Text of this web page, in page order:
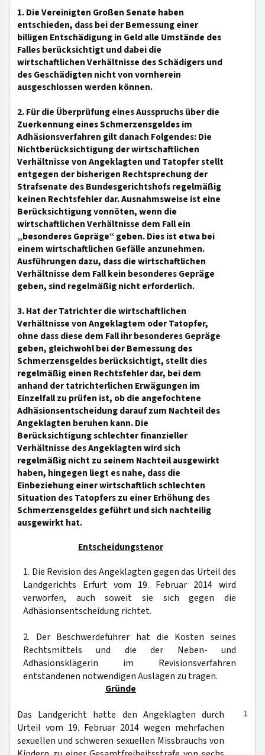
1. Die Vereinigten Großen Senate haben
entschieden, dass bei der Bemessung einer
billigen Entschädigung in Geld alle Umstände des
Falles berücksichtigt und dabei die
wirtschaftlichen Verhältnisse des Schädigers und
des Geschädigten nicht von vornherein
ausgeschlossen werden können.
2. Für die Überprüfung eines Ausspruchs über die
Zuerkennung eines Schmerzensgeldes im
Adhäsionsverfahren gilt danach Folgendes: Die
Nichtberücksichtigung der wirtschaftlichen
Verhältnisse von Angeklagten und Tatopfer stellt
entgegen der bisherigen Rechtsprechung der
Strafsenate des Bundesgerichtshofs regelmäßig
keinen Rechtsfehler dar. Ausnahmsweise ist eine
Berücksichtigung vonnöten, wenn die
wirtschaftlichen Verhältnisse dem Fall ein
„besonderes Gepräge“ geben. Dies ist etwa bei
einem wirtschaftlichen Gefälle anzunehmen.
Ausführungen dazu, dass die wirtschaftlichen
Verhältnisse dem Fall kein besonderes Gepräge
geben, sind regelmäßig nicht erforderlich.
3. Hat der Tatrichter die wirtschaftlichen
Verhältnisse von Angeklagtem oder Tatopfer,
ohne dass diese dem Fall ihr besonderes Gepräge
geben, gleichwohl bei der Bemessung des
Schmerzensgeldes berücksichtigt, stellt dies
regelmäßig einen Rechtsfehler dar, bei dem
anhand der tatrichterlichen Erwägungen im
Einzelfall zu prüfen ist, ob die angefochtene
Adhäsionsentscheidung darauf zum Nachteil des
Angeklagten beruhen kann. Die
Berücksichtigung schlechter finanzieller
Verhältnisse des Angeklagten wird sich
regelmäßig nicht zu seinem Nachteil ausgewirkt
haben, hingegen liegt es nahe, dass die
Einbeziehung einer wirtschaftlich schlechten
Situation des Tatopfers zu einer Erhöhung des
Schmerzensgeldes geführt und sich nachteilig
ausgewirkt hat.
Entscheidungstenor
1. Die Revision des Angeklagten gegen das Urteil des
Landgerichts Erfurt vom 19. Februar 2014 wird
verworfen, auch soweit sie sich gegen die
Adhäsionsentscheidung richtet.
2. Der Beschwerdeführer hat die Kosten seines
Rechtsmittels und die der Neben- und
Adhäsionsklägerin im Revisionsverfahren
entstandenen notwendigen Auslagen zu tragen.
Gründe
1
Das Landgericht hatte den Angeklagten durch
Urteil vom 19. Februar 2014 wegen mehrfachen
sexuellen und schweren sexuellen Missbrauchs von